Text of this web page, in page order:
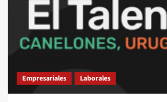
Empresariales Laborales